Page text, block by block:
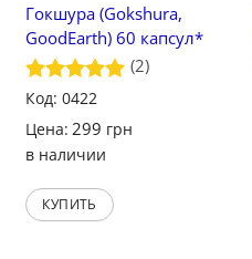
Гокшура (Gokshura,
GoodEarth) 60 капсул*
Оценка
(2)
Код: 0422
Цена: 299 грн
в наличии
КУПИТЬ